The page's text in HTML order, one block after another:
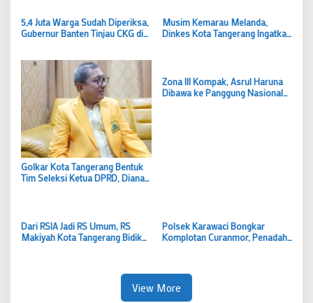
5,4 Juta Warga Sudah Diperiksa,
Gubernur Banten Tinjau CKG di
Musim Kemarau Melanda,
Dinkes Kota Tangerang Ingatkan
Golkar Kota Tangerang Bentuk
Tim Seleksi Ketua DPRD, Diana
Zona III Kompak, Asrul Haruna
Dibawa ke Panggung Nasional
Dari RSIA Jadi RS Umum, RS
Makiyah Kota Tangerang Bidik
Polsek Karawaci Bongkar
Komplotan Curanmor, Penadah
View More